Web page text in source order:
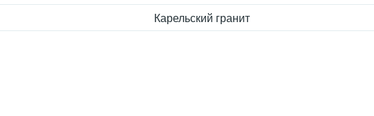
Карельский гранит